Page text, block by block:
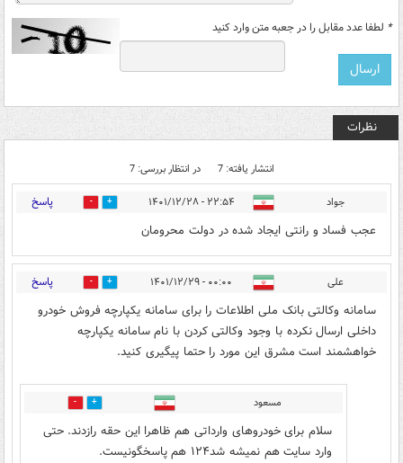
* لطفا عدد مقابل را در جعبه متن وارد کنید
نظرات
انتشار یافته: 7 در انتظار بررسی: 7
جواد ۲۲:۵۴ - ۱۴۰۱/۱۲/۲۸ 2 پاسخ
عجب فساد و رانتی ایجاد شده در دولت محرومان
علی ۰۰:۰۰ - ۱۴۰۱/۱۲/۲۹ 1 پاسخ
سامانه وکالتی بانک ملی اطلاعات را برای سامانه یکپارچه فروش خودرو
داخلی ارسال نکرده با وجود وکالتی کردن با نام سامانه یکپارچه
خواهشمند است مشرق این مورد را حتما پیگیری کنید.
مسعود 1
سلام برای خودروهای وارداتی هم ظاهرا این حقه رازدند. حتی
وارد سایت هم نمیشه شد۱۲۴ هم پاسخگونیست.